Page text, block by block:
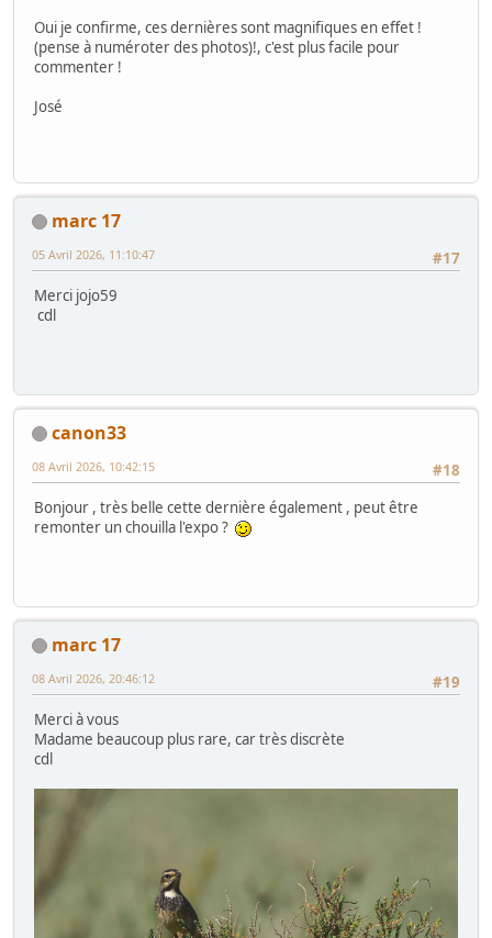
Oui je confirme, ces dernières sont magnifiques en effet !
(pense à numéroter des photos)!, c'est plus facile pour
commenter !
José
marc 17
#17
05 Avril 2026, 11:10:47
Merci jojo59
cdl
canon33
#18
08 Avril 2026, 10:42:15
Bonjour , très belle cette dernière également , peut être
remonter un chouilla l'expo ?
marc 17
#19
08 Avril 2026, 20:46:12
Merci à vous
Madame beaucoup plus rare, car très discrète
cdl